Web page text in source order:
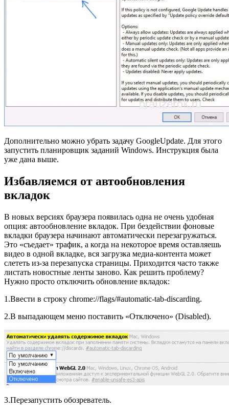
Дополнительно можно убрать задачу GoogleUpdate. Для этого
запустить планировщик заданий Windows. Инструкция была
уже дана выше.
Избавляемся от автообновления
вкладок
В новых версиях браузера появилась одна не очень удобная
опция: автообновление вкладок. При бездействии фоновые
вкладки браузера начинают автоматически перезагружаться.
Это «съедает» трафик, а когда на некоторое время оставляешь
видео в одной вкладке, вся загрузка медиа-контента может
слететь из-за перезапуска страницы. Приходится часто также
листать новостные ленты заново. Как решить проблему?
Нужно просто отключить обновление вкладок:
1.Ввести в строку chrome://flags/#automatic-tab-discarding.
2.В выпадающем меню поставить «Отключено» (Disabled).
3.Перезапустить обозреватель.